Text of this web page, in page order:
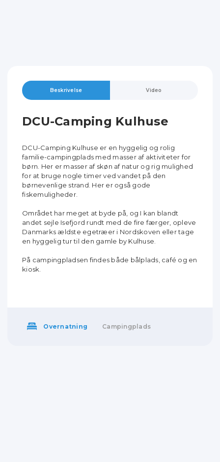
Beskrivelse Video
DCU-Camping Kulhuse
DCU-Camping Kulhuse er en hyggelig og rolig
familie-campingplads med masser af aktiviteter for
børn. Her er masser af skøn af natur og rig mulighed
for at bruge nogle timer ved vandet på den
børnevenlige strand. Her er også gode
fiskemuligheder.
Området har meget at byde på, og I kan blandt
andet sejle Isefjord rundt med de fire færger, opleve
Danmarks ældste egetræer i Nordskoven eller tage
en hyggelig tur til den gamle by Kulhuse.
På campingpladsen findes både bålplads, café og en
kiosk.
Overnatning Campingplads